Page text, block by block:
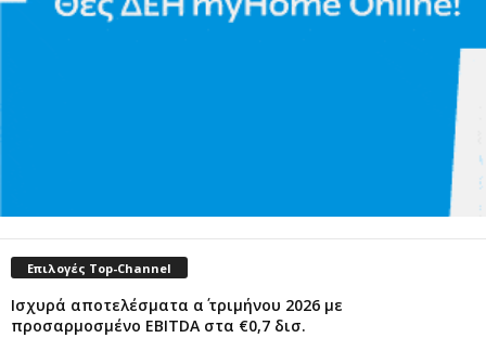
Επιλογές Top-Channel
Ισχυρά αποτελέσματα α΄ τριμήνου 2026 με
προσαρμοσμένο EBITDA στα €0,7 δισ.